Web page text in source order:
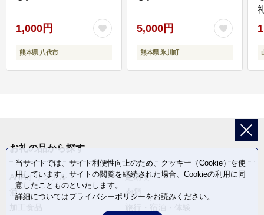
1,000円
熊本県 八代市
5,000円
熊本県 氷川町
お礼の品から探す
ANAオリジナル
定期便
酒
肉類
当サイトでは、サイト利便性向上のため、クッキー（Cookie）を使
用しています。サイトの閲覧を継続された場合、Cookieの利用に同
意したことものといたします。
詳細についてはプライバシーポリシーをお読みください。